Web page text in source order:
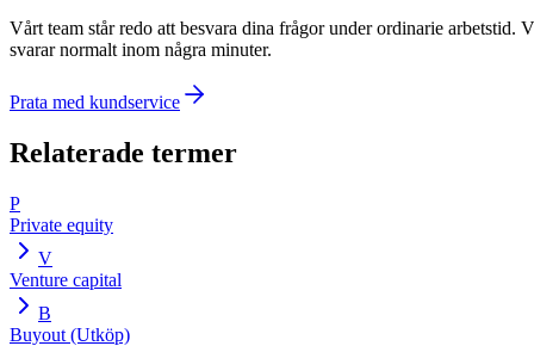
Vårt team står redo att besvara dina frågor under ordinarie arbetstid.
svarar normalt inom några minuter.
Prata med kundservice
Relaterade termer
P
Private equity
V
Venture capital
B
Buyout (Utköp)